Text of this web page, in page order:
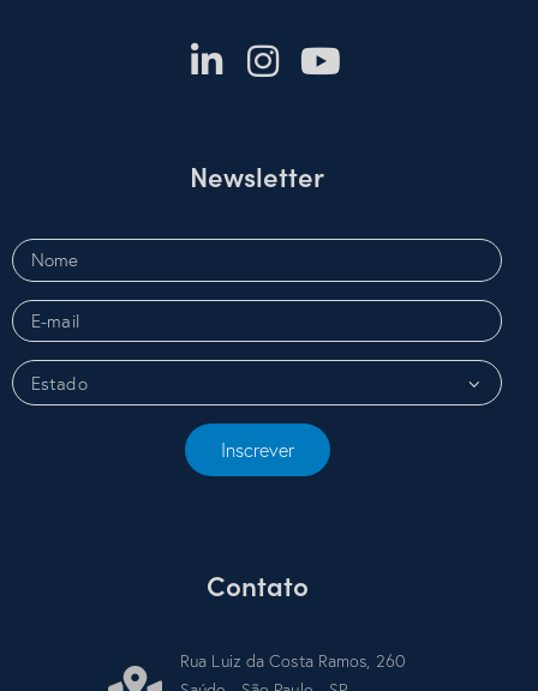
Newsletter
Inscrever
Contato
Rua Luiz da Costa Ramos, 260